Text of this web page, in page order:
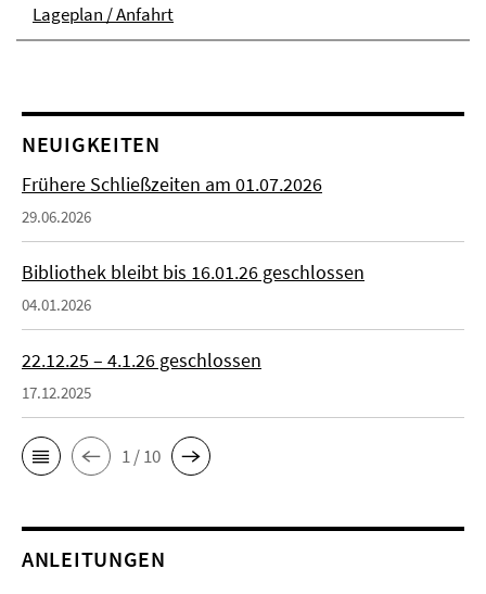
Lageplan / Anfahrt
NEUIGKEITEN
Frühere Schließzeiten am 01.07.2026
29.06.2026
Bibliothek bleibt bis 16.01.26 geschlossen
04.01.2026
22.12.25 – 4.1.26 geschlossen
17.12.2025
1 / 10
ANLEITUNGEN